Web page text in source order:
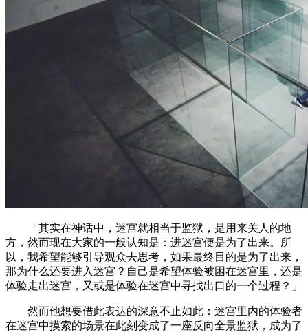
「其实在神话中，迷宫就相当于监狱，是用来关人的地
方，然而现在大家的一般认知是：进迷宫便是为了出来。所
以，我希望能够引导观众去思考，如果最终目的是为了出来，
那为什么还要进入迷宫？自己是希望体验被困在迷宫里，还是
体验走出迷宫，又或是体验在迷宫中寻找出口的一个过程？」
然而他想要借此表达的深意不止如此：迷宫里内的体验者
在迷宫中摸索的场景在此刻变成了一座反向全景监狱，成为了